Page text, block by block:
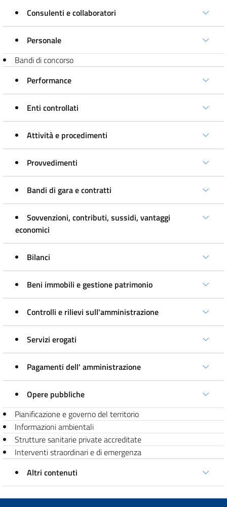
Consulenti e collaboratori
Personale
Bandi di concorso
Performance
Enti controllati
Attività e procedimenti
Provvedimenti
Bandi di gara e contratti
Sovvenzioni, contributi, sussidi, vantaggi
economici
Bilanci
Beni immobili e gestione patrimonio
Controlli e rilievi sull'amministrazione
Servizi erogati
Pagamenti dell' amministrazione
Opere pubbliche
Pianificazione e governo del territorio
Informazioni ambientali
Strutture sanitarie private accreditate
Interventi straordinari e di emergenza
Altri contenuti